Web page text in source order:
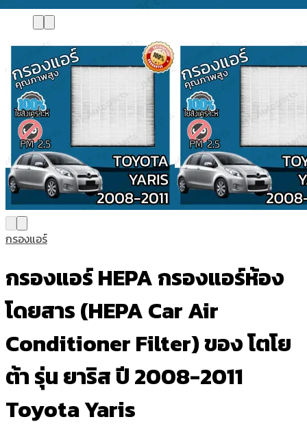
กรองแอร์
กรองแอร์ HEPA กรองแอร์ห้อง
โดยสาร (HEPA Car Air
Conditioner Filter) ของ โตโย
ต้า รุ่น ยาริส ปี 2008-2011
Toyota Yaris